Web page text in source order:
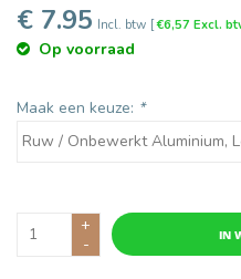
€ 7.95 Incl. btw [€6,57 Excl.
Op voorraad
Maak een keuze: *
+
-
IN